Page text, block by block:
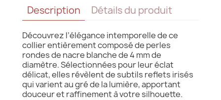
Description Détails du produit
Découvrez l’élégance intemporelle de ce
collier entièrement composé de perles
rondes de nacre blanche de 4 mm de
diamètre. Sélectionnées pour leur éclat
délicat, elles révèlent de subtils reflets irisés
qui varient au gré de la lumière, apportant
douceur et raffinement à votre silhouette.